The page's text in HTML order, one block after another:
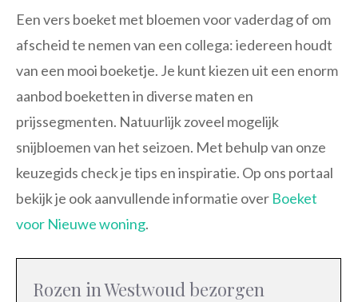
Een vers boeket met bloemen voor vaderdag of om
afscheid te nemen van een collega: iedereen houdt
van een mooi boeketje. Je kunt kiezen uit een enorm
aanbod boeketten in diverse maten en
prijssegmenten. Natuurlijk zoveel mogelijk
snijbloemen van het seizoen. Met behulp van onze
keuzegids check je tips en inspiratie. Op ons portaal
bekijk je ook aanvullende informatie over Boeket
voor Nieuwe woning.
Rozen in Westwoud bezorgen